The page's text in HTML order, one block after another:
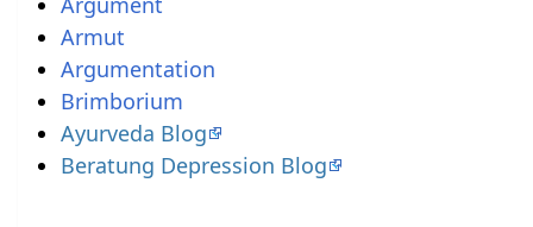
Brimborium
Ayurveda Blog
Beratung Depression Blog